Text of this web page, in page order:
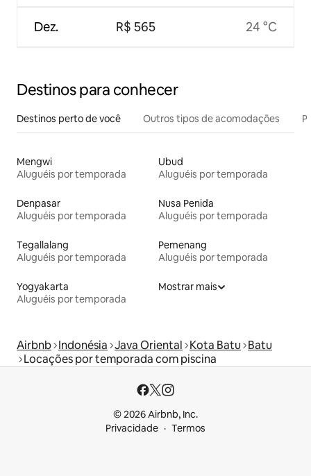
Dez. R$ 565 24 °C
Destinos para conhecer
Destinos perto de você Outros tipos de acomodações
Mengwi
Aluguéis por temporada
Ubud
Aluguéis por temporada
Denpasar
Aluguéis por temporada
Nusa Penida
Aluguéis por temporada
Tegallalang
Aluguéis por temporada
Pemenang
Aluguéis por temporada
Yogyakarta
Aluguéis por temporada
Mostrar mais
Airbnb Indonésia Java Oriental Kota Batu Batu
Locações por temporada com piscina
© 2026 Airbnb, Inc.
Privacidade
Termos